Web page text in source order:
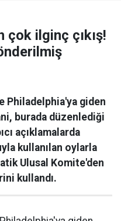
çok ilginç çıkış!
Philadelphia'ya giden
burada düzenlediği
açıklamalarda
kullanılan oylarla
Ulusal Komite'den
kullandı.